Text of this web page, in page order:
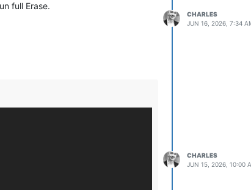
full Erase.
CHARLES
JUN 16, 2026, 7:34
CHARLES
JUN 15, 2026, 10:00